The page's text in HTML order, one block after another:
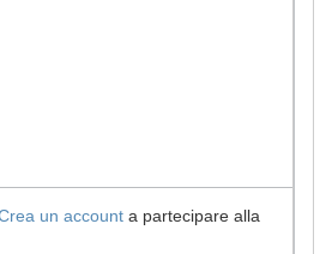
un account a partecipare alla